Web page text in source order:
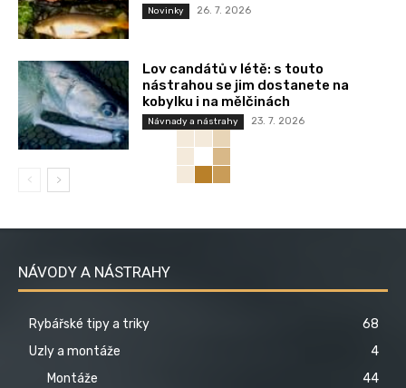
Novinky 26. 7. 2026
Lov candátů v létě: s touto
nástrahou se jim dostanete na
kobylku i na mělčinách
Návnady a nástrahy 23. 7. 2026
NÁVODY A NÁSTRAHY
Rybářské tipy a triky
68
Uzly a montáže
4
Montáže
44